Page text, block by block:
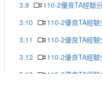
3.9
110-2優良TA經驗
3.10
110-2優良TA經
3.11
110-2優良TA經
3.12
110-2優良TA經
3.13
110-2優良TA經